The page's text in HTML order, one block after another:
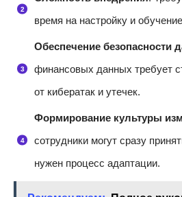
время на настройку и
Обеспечение безопасности
финансовых данных требует
от кибератак и утечек.
Формирование культуры
сотрудники могут сразу
нужен процесс адаптации.